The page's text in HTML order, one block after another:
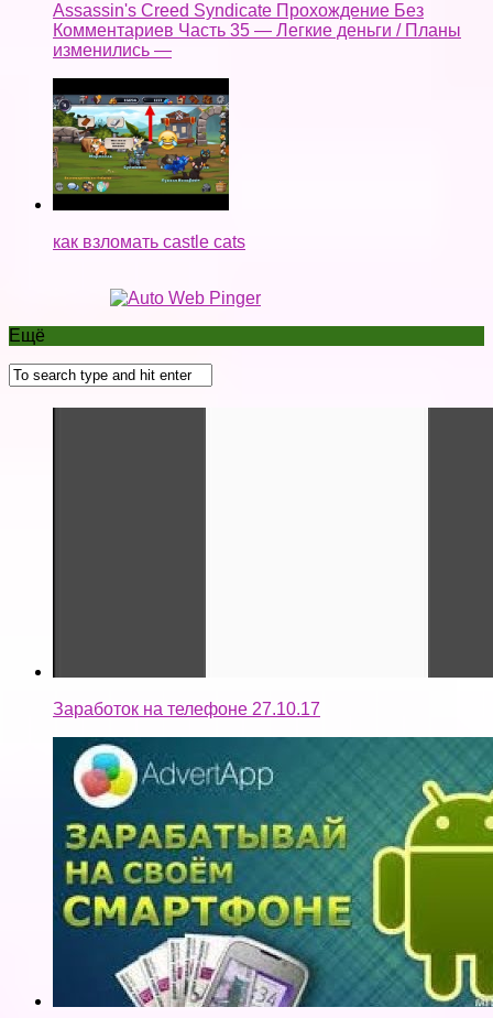
Assassin's Creed Syndicate Прохождение Без
Комментариев Часть 35 — Легкие деньги / Планы
изменились —
как взломать castle cats
Ещё
Заработок на телефоне 27.10.17